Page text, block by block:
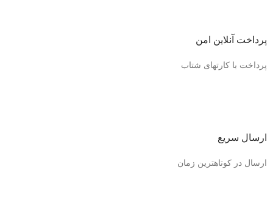
پرداخت آنلاین امن
پرداخت با کارتهای شتاب
ارسال سریع
ارسال در کوتاهترین زمان